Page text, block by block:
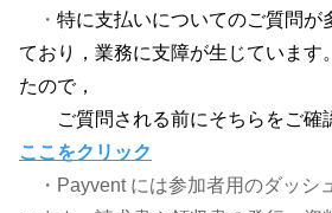
・ 特に支払いについてのご質問が
ており，業務に支障が生じています
たので，
ご質問される前にそちらをご確
ここをクリック
・Payvent には参加者用のダッシ